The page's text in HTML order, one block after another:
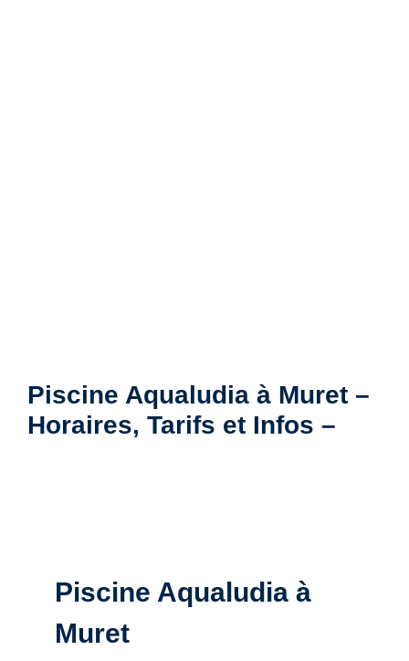
Piscine Aqualudia à Muret –
Horaires, Tarifs et Infos –
Piscine Aqualudia à
Muret